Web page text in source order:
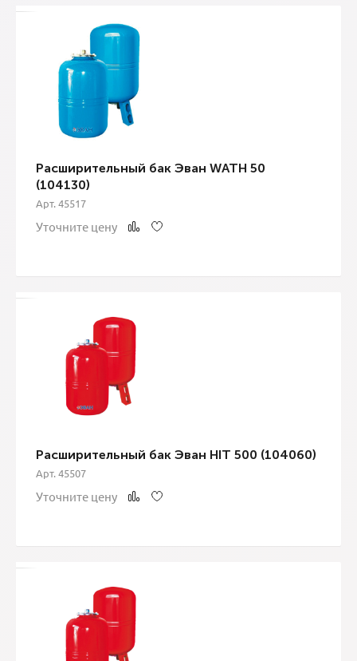
Расширительный бак Эван WATH 50
(104130)
Арт. 45517
Уточните цену
Расширительный бак Эван HIT 500 (104060)
Арт. 45507
Уточните цену